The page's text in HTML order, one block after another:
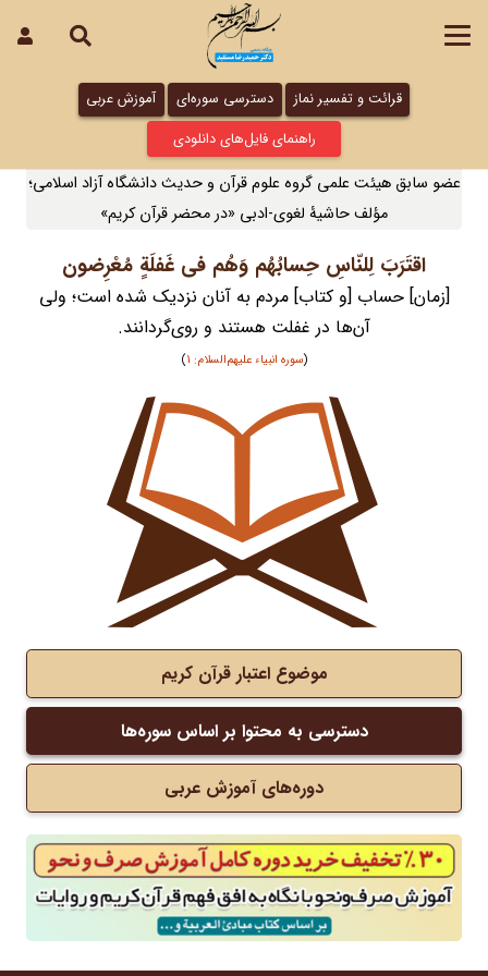
قرائت و تفسیر نماز دسترسی سوره‌ای
آموزش عربی
راهنمای فایل‌های دانلودی
عضو سابق هیئت علمی گروه علوم قرآن و حدیث دانشگاه آزاد اسلامی؛
مؤلف حاشیۀ لغوی-ادبی «در محضر قرآن کریم»
اقتَرَبَ لِلنّاسِ حِسابُهُم وَهُم فی غَفلَةٍ مُعْرِضون
[زمان] حساب [و کتاب] مردم به آنان نزدیک شده است؛ ولی
آن‌ها در غفلت هستند و روی‌گردانند.
(سوره انبیاء علیهم‌السلام: 1 )
موضوع اعتبار قرآن کریم
دسترسی به محتوا بر اساس سوره‌ها
دوره‌های آموزش عربی